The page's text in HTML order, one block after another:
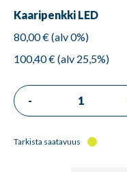
Kaaripenkki LED
80,00 € (alv 0%)
100,40 € (alv 25,5%)
-
Tarkista saatavuus